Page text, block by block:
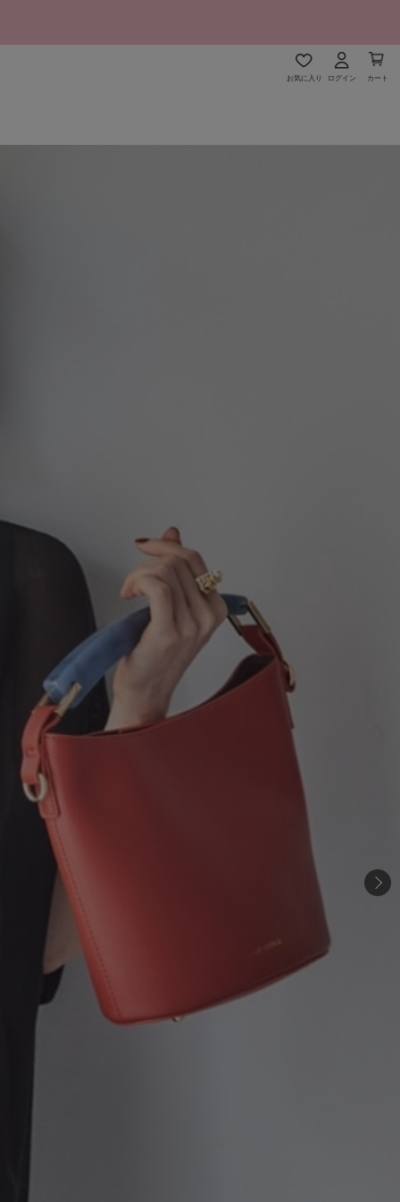
お気に入り ログイン カート